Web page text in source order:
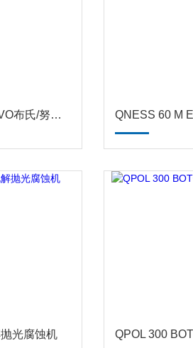
QNESS 60 A/A+ EVO布氏/努氏/维氏显微硬度计
光腐蚀机